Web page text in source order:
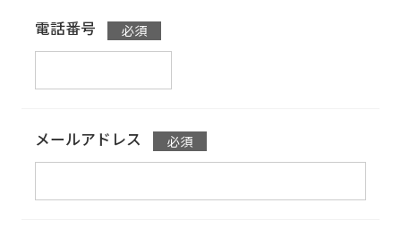
電話番号
メールアドレス